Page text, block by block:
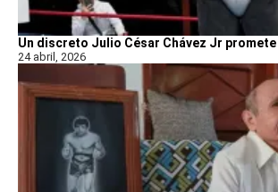
Un discreto Julio César Chávez Jr promete
24 abril, 2026